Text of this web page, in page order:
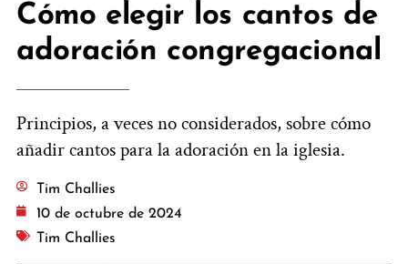
Cómo elegir los cantos de
adoración congregacional
Principios, a veces no considerados, sobre cómo
añadir cantos para la adoración en la iglesia.
Tim Challies
10 de octubre de 2024
Tim Challies